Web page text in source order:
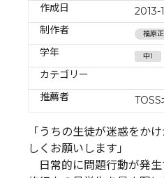
作成日
2013-
制作者
福原
学年 中1
カテゴリー
推薦者
TOSS
「うちの生徒が迷惑をか
しくお願いします」
日常的に問題行動が発